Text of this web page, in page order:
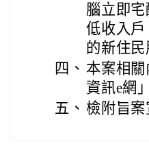
腦立即
低收入
的新住
四、 本案相
資訊e網
五、 檢附旨